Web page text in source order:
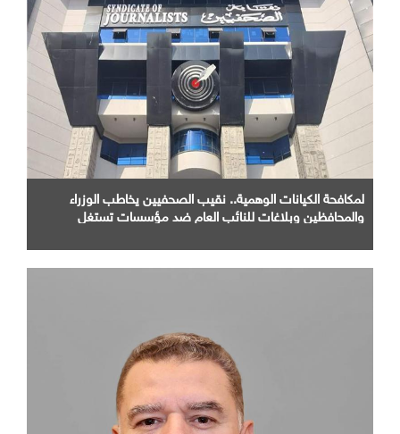
لمكافحة الكيانات الوهمية.. نقيب الصحفيين يخاطب الوزراء
والمحافظين وبلاغات للنائب العام ضد مؤسسات تستغل